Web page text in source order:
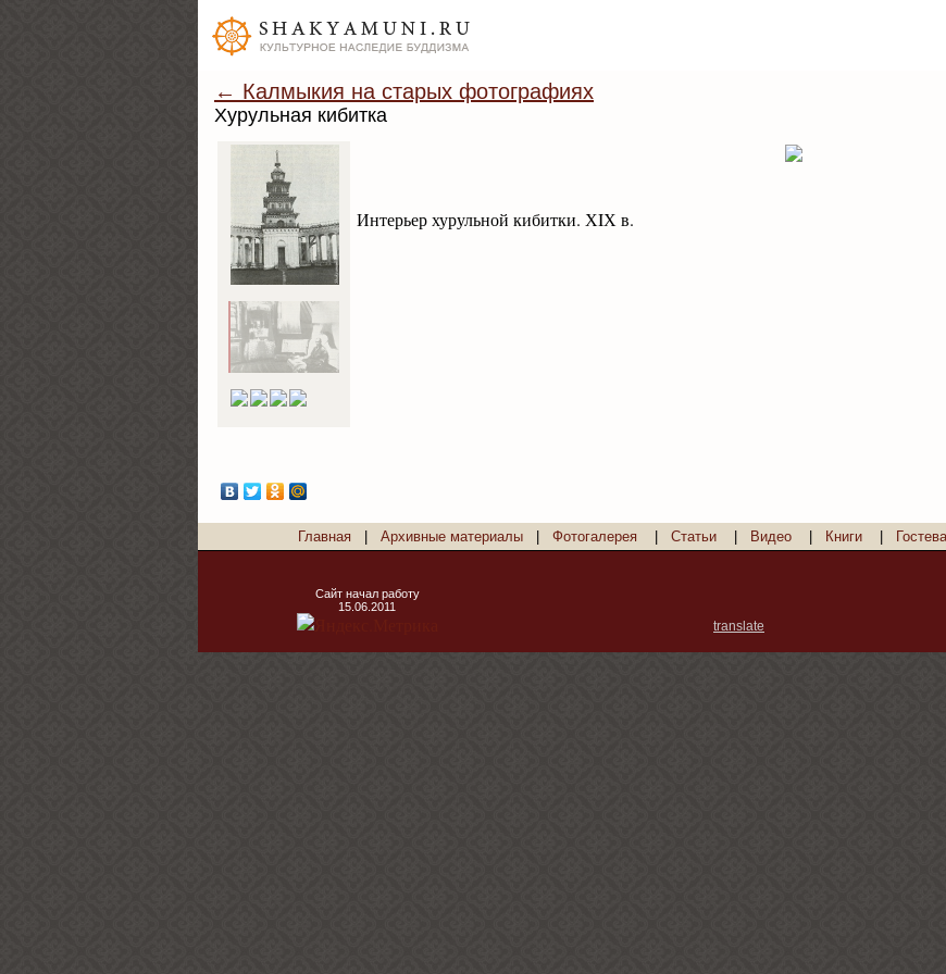
← Калмыкия на старых фотографиях
Хурульная кибитка
Интерьер хурульной кибитки. ХIХ в.
Главная Архивные материалы Фотогалерея Статьи Видео Книги
Сайт начал работу
15.06.2011
translate